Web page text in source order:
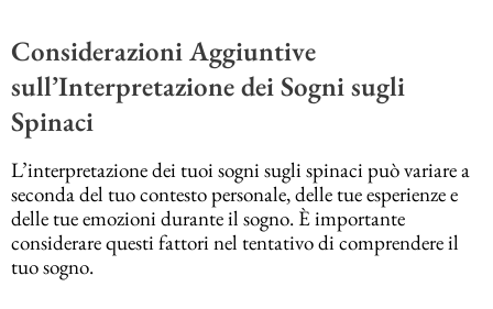
Considerazioni Aggiuntive
sull’Interpretazione dei Sogni sugli
Spinaci
L’interpretazione dei tuoi sogni sugli spinaci può variare a
seconda del tuo contesto personale, delle tue esperienze e
delle tue emozioni durante il sogno. È importante
considerare questi fattori nel tentativo di comprendere il
tuo sogno.